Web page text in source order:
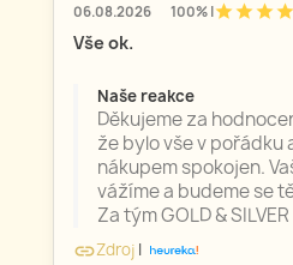
06.08.2026 100% |starstarstarstar
Vše ok.
Naše reakce
Děkujeme za
že bylo vše v pořádku
nákupem spokojen.
vážíme a budeme se
Za tým GOLD &
linkZdroj |